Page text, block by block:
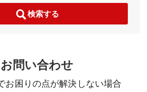
検索する
お問い合わせ
お困りの点が解決しない場合